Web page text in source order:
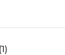
의 시간을 지내고
(1)